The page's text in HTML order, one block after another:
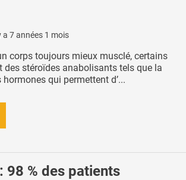
a 7 années 1 mois
corps toujours mieux musclé, certains
des stéroïdes anabolisants tels que la
qui permettent d’...
98 % des patients